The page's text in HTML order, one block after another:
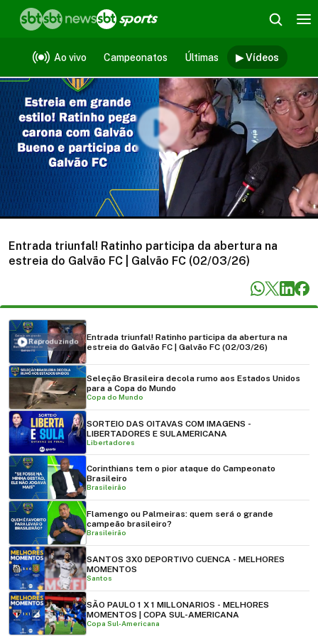
Ao vivo Campeonatos Últimas ▶ Vídeos
Vídeos
Entrada triunfal! Ratinho participa da abertura na
estreia do Galvão FC | Galvão FC (02/03/26)
Reproduzindo
Entrada triunfal! Ratinho participa da abertura na
estreia do Galvão FC | Galvão FC (02/03/26)
Seleção Brasileira decola rumo aos Estados Unidos
para a Copa do Mundo
Copa do Mundo
SORTEIO DAS OITAVAS COM IMAGENS -
LIBERTADORES E SULAMERICANA
Libertadores
Corinthians tem o pior ataque do Campeonato
Brasileiro
Brasileirão
Flamengo ou Palmeiras: quem será o grande
campeão brasileiro?
Brasileirão
SANTOS 3X0 DEPORTIVO CUENCA - MELHORES
MOMENTOS
Santos
SÃO PAULO 1 X 1 MILLONARIOS - MELHORES
MOMENTOS | COPA SUL-AMERICANA
Copa Sul-Americana